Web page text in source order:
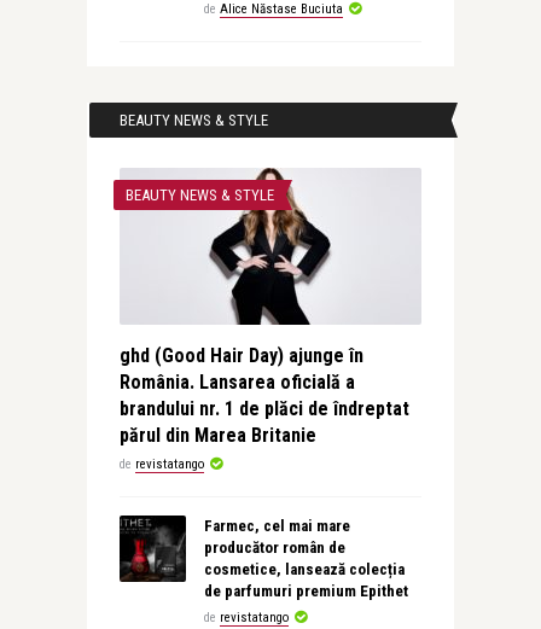
de Alice Năstase Buciuta
BEAUTY NEWS & STYLE
BEAUTY NEWS & STYLE
ghd (Good Hair Day) ajunge în
România. Lansarea oficială a
brandului nr. 1 de plăci de îndreptat
părul din Marea Britanie
de revistatango
Farmec, cel mai mare
producător român de
cosmetice, lansează colecția
de parfumuri premium Epithet
de revistatango